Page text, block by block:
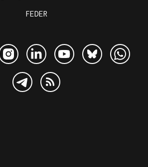
FEDER